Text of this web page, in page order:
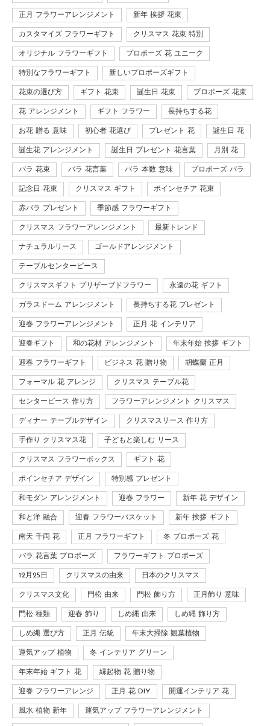
正月 フラワーアレンジメント 新年 挨拶 花束
カスタマイズ フラワーギフト クリスマス 花束 特別
オリジナル フラワーギフト プロポーズ 花 ユニーク
特別なフラワーギフト 新しいプロポーズギフト
花束の選び方 ギフト 花束 誕生日 花束 プロポーズ 花束
花 アレンジメント ギフト フラワー 長持ちする花
お花 贈る 意味 初心者 花選び プレゼント 花 誕生日 花
誕生花 アレンジメント 誕生日 プレゼント 花言葉 月別 花
バラ 花束 バラ 花言葉 バラ 本数 意味 プロポーズ バラ
記念日 花束 クリスマス ギフト ポインセチア 花束
赤バラ プレゼント 季節感 フラワーギフト
クリスマス フラワーアレンジメント 最新トレンド
ナチュラルリース ゴールドアレンジメント
テーブルセンターピース
クリスマスギフト プリザーブドフラワー 永遠の花 ギフト
ガラスドーム アレンジメント 長持ちする花 プレゼント
迎春 フラワーアレンジメント 正月 花 インテリア
迎春ギフト 和の花材 アレンジメント 年末年始 挨拶 ギフト
迎春 フラワーギフト ビジネス 花 贈り物 胡蝶蘭 正月
フォーマル 花 アレンジ クリスマス テーブル花
センターピース 作り方 フラワーアレンジメント クリスマス
ディナー テーブルデザイン クリスマスリース 作り方
手作り クリスマス花 子どもと楽しむ リース
クリスマス フラワーボックス ギフト 花
ポインセチア デザイン 特別感 プレゼント
和モダン アレンジメント 迎春 フラワー 新年 花 デザイン
和と洋 融合 迎春 フラワーバスケット 新年 挨拶 ギフト
南天 千両 花 正月 フラワーギフト 冬 プロポーズ 花
バラ 花言葉 プロポーズ フラワーギフト プロポーズ
12月25日 クリスマスの由来 日本のクリスマス
クリスマス文化 門松 由来 門松 飾り方 正月飾り 意味
門松 種類 迎春 飾り しめ縄 由来 しめ縄 飾り方
しめ縄 選び方 正月 伝統 年末大掃除 観葉植物
運気アップ 植物 冬 インテリア グリーン
年末年始 ギフト 花 縁起物 花 贈り物
迎春 フラワーアレンジ 正月 花 DIY 開運インテリア 花
風水 植物 新年 運気アップ フラワーアレンジメント